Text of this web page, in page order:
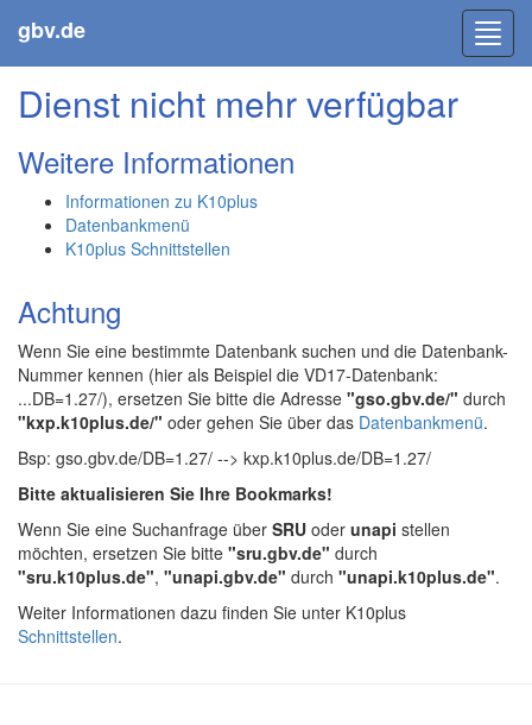
gbv.de
Dienst nicht mehr verfügbar
Weitere Informationen
Informationen zu K10plus
Datenbankmenü
K10plus Schnittstellen
Achtung
Wenn Sie eine bestimmte Datenbank suchen und die Datenbank-
Nummer kennen (hier als Beispiel die VD17-Datenbank:
...DB=1.27/), ersetzen Sie bitte die Adresse "gso.gbv.de/" durch
"kxp.k10plus.de/" oder gehen Sie über das Datenbankmenü.
Bsp: gso.gbv.de/DB=1.27/ --> kxp.k10plus.de/DB=1.27/
Bitte aktualisieren Sie Ihre Bookmarks!
Wenn Sie eine Suchanfrage über SRU oder unapi stellen
möchten, ersetzen Sie bitte "sru.gbv.de" durch
"sru.k10plus.de", "unapi.gbv.de" durch "unapi.k10plus.de".
Weiter Informationen dazu finden Sie unter K10plus
Schnittstellen.